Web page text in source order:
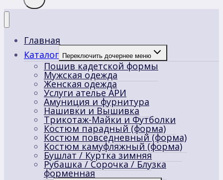
Главная
Каталог Переключить дочернее меню
Пошив кадетской формы
Мужская одежда
Женская одежда
Услуги ателье АРИ
Амуниция и фурнитура
Нашивки и Вышивка
Трикотаж-Майки и Футболки
Костюм парадный (форма)
Костюм повседневный (форма)
Костюм камуфляжный (форма)
Бушлат / Куртка зимняя
Рубашка / Сорочка / Блузка
форменная